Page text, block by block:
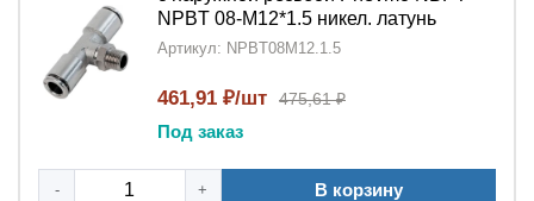
NPBT 08-M12*1.5 никел. латунь
Артикул: NPBT08M12.1.5
461,91 ₽/шт 475,61 ₽
Под заказ
- + В корзину